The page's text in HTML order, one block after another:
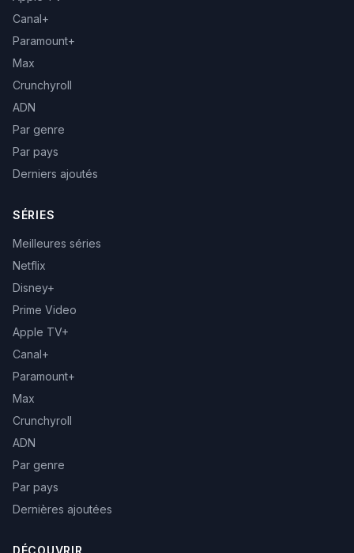
Canal+
Paramount+
Max
Crunchyroll
ADN
Par genre
Par pays
Derniers ajoutés
SÉRIES
Meilleures séries
Netflix
Disney+
Prime Video
Apple TV+
Canal+
Paramount+
Max
Crunchyroll
ADN
Par genre
Par pays
Dernières ajoutées
DÉCOUVRIR